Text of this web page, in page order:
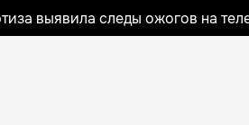
выявила следы ожогов на